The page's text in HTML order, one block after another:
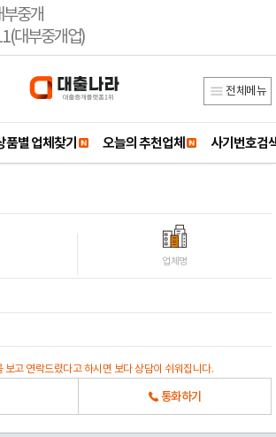
중개
대부중개업)
전체메뉴
품별 업체찾기 오늘의 추천업체 사기번호검
업체명
보고 연락드렸다고 하시면 보다 상담이 쉬워집니다.
통화하기